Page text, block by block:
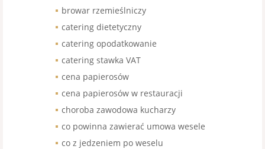
browar rzemieślniczy
catering dietetyczny
catering opodatkowanie
catering stawka VAT
cena papierosów
cena papierosów w restauracji
choroba zawodowa kucharzy
co powinna zawierać umowa wesele
co z jedzeniem po weselu